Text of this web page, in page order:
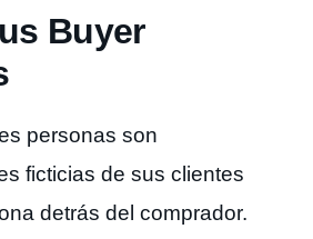
Buyer
personas son
ficticias de sus clientes
detrás del comprador.